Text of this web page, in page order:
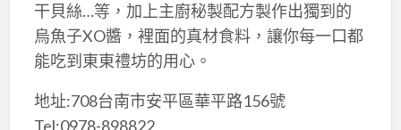
干貝絲…等，加上主廚秘製配方製作出獨到的
烏魚子XO醬，裡面的真材食料，讓你每一口都
能吃到東東禮坊的用心。
地址:708台南市安平區華平路156號
Tel:0978-898822